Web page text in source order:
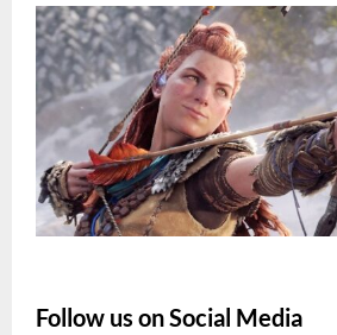
Follow us on Social Media